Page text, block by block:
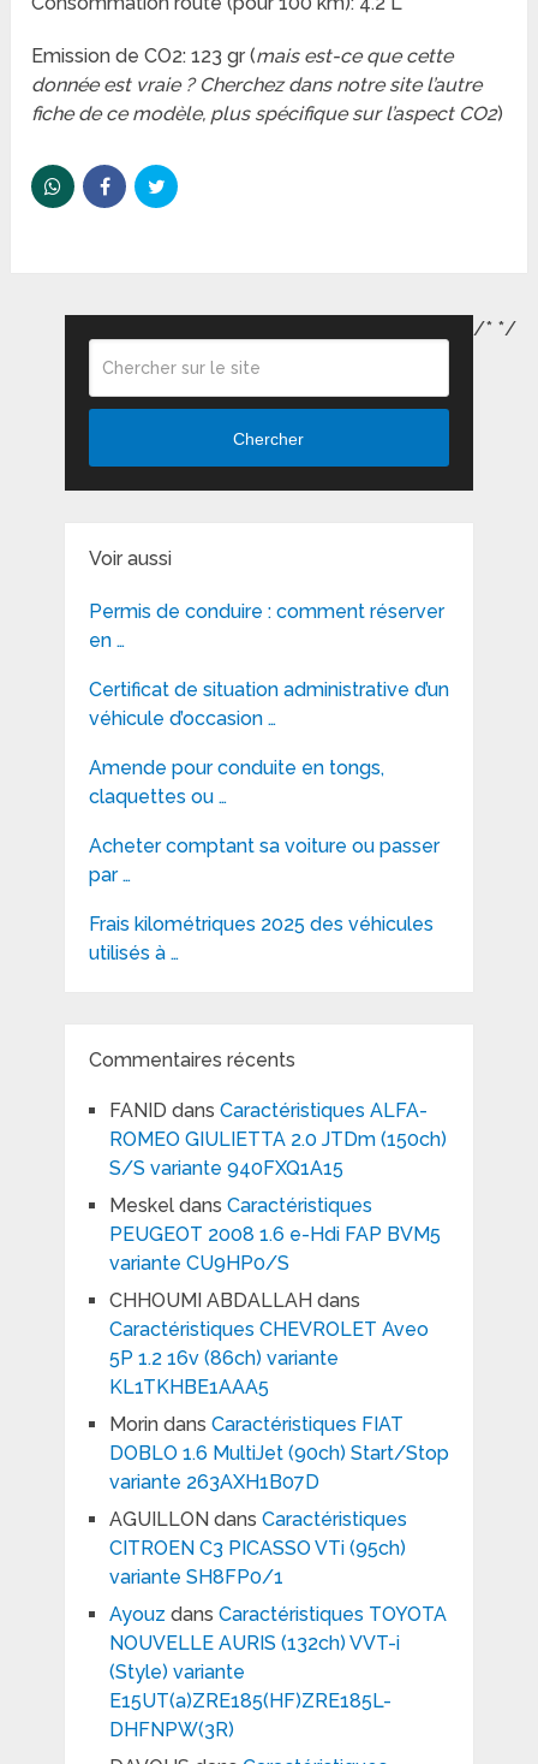
Emission de CO2: 123 gr (mais est-ce que cette
donnée est vraie ? Cherchez dans notre site l’autre
fiche de ce modèle, plus spécifique sur l’aspect CO2)
Chercher
Voir aussi
Permis de conduire : comment réserver
en …
Certificat de situation administrative d’un
véhicule d’occasion …
Amende pour conduite en tongs,
claquettes ou …
Acheter comptant sa voiture ou passer
par …
Frais kilométriques 2025 des véhicules
utilisés à …
Commentaires récents
FANID dans Caractéristiques ALFA-
ROMEO GIULIETTA 2.0 JTDm (150ch)
S/S variante 940FXQ1A15
Meskeldans Caractéristiques
PEUGEOT 2008 1.6 e-Hdi FAP BVM5
variante CU9HP0/S
CHHOUMI ABDALLAH dans
Caractéristiques CHEVROLET Aveo
5P 1.2 16v (86ch) variante
KL1TKHBE1AAA5
Morindans Caractéristiques FIAT
DOBLO 1.6 MultiJet (90ch) Start/Stop
variante 263AXH1B07D
AGUILLON dans Caractéristiques
CITROEN C3 PICASSO VTi (95ch)
variante SH8FP0/1
Ayouz dans Caractéristiques TOYOTA
NOUVELLE AURIS (132ch) VVT-i
(Style) variante
E15UT(a)ZRE185(HF)ZRE185L-
DHFNPW(3R)
/* */